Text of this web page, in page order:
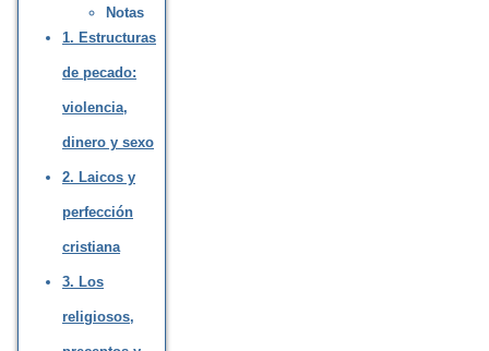
Notas
1. Estructuras
de pecado:
violencia,
dinero y sexo
2. Laicos y
perfección
cristiana
3. Los
religiosos,